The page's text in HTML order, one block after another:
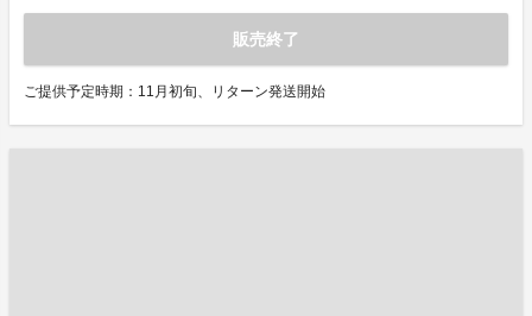
販売終了
ご提供予定時期：11月初旬、リターン発送開始